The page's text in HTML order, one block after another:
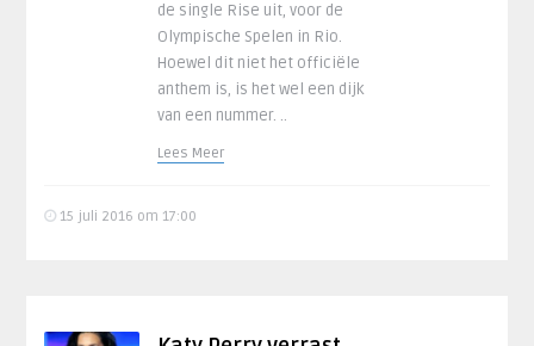
de single Rise uit, voor de
Olympische Spelen in Rio.
Hoewel dit niet het officiële
anthem is, is het wel een dijk
van een nummer. ..
Lees Meer
15 juli 2016 om 17:00